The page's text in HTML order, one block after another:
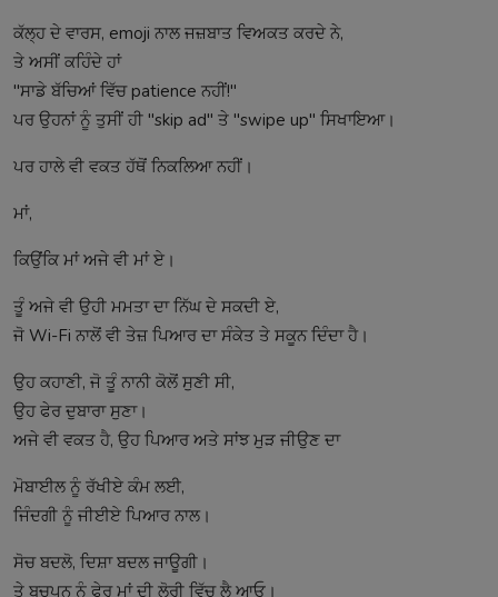
ਕੱਲ੍ਹ ਦੇ ਵਾਰਸ, emoji ਨਾਲ ਜਜ਼ਬਾਤ ਵਿਅਕਤ ਕਰਦੇ ਨੇ,
ਤੇ ਅਸੀਂ ਕਹਿੰਦੇ ਹਾਂ
"ਸਾਡੇ ਬੱਚਿਆਂ ਵਿੱਚ patience ਨਹੀਂ!"
ਪਰ ਉਹਨਾਂ ਨੂੰ ਤੁਸੀਂ ਹੀ "skip ad" ਤੇ "swipe up" ਸਿਖਾਇਆ।
ਪਰ ਹਾਲੇ ਵੀ ਵਕਤ ਹੱਥੋਂ ਨਿਕਲਿਆ ਨਹੀਂ।
ਮਾਂ,
ਕਿਉਂਕਿ ਮਾਂ ਅਜੇ ਵੀ ਮਾਂ ਏ।
ਤੂੰ ਅਜੇ ਵੀ ਉਹੀ ਮਮਤਾ ਦਾ ਨਿੱਘ ਦੇ ਸਕਦੀ ਏ,
ਜੋ Wi-Fi ਨਾਲੋਂ ਵੀ ਤੇਜ਼ ਪਿਆਰ ਦਾ ਸੰਕੇਤ ਤੇ ਸਕੂਨ ਦਿੰਦਾ ਹੈ।
ਉਹ ਕਹਾਣੀ, ਜੋ ਤੂੰ ਨਾਨੀ ਕੋਲੋਂ ਸੁਣੀ ਸੀ,
ਉਹ ਫੇਰ ਦੁਬਾਰਾ ਸੁਣਾ।
ਅਜੇ ਵੀ ਵਕਤ ਹੈ, ਉਹ ਪਿਆਰ ਅਤੇ ਸਾਂਝ ਮੁੜ ਜੀਉਣ ਦਾ
ਮੋਬਾਈਲ ਨੂੰ ਰੱਖੀਏ ਕੰਮ ਲਈ,
ਜਿੰਦਗੀ ਨੂੰ ਜੀਈਏ ਪਿਆਰ ਨਾਲ।
ਸੋਚ ਬਦਲੋ, ਦਿਸ਼ਾ ਬਦਲ ਜਾਊਗੀ।
ਤੇ ਬਚਪਨ ਨੂੰ ਫੇਰ ਮਾਂ ਦੀ ਲੋਰੀ ਵਿੱਚ ਲੈ ਆਓ।